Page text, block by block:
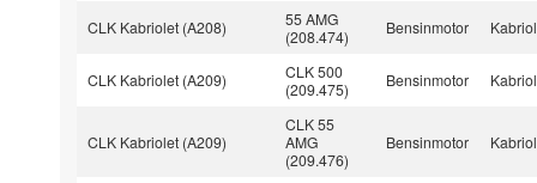
CLK Kabriolet (A208)
55 AMG
(208.474)
Bensinmotor
CLK Kabriolet (A209)
CLK 500
(209.475)
Bensinmotor
CLK Kabriolet (A209)
CLK 55
AMG
(209.476)
Bensinmotor